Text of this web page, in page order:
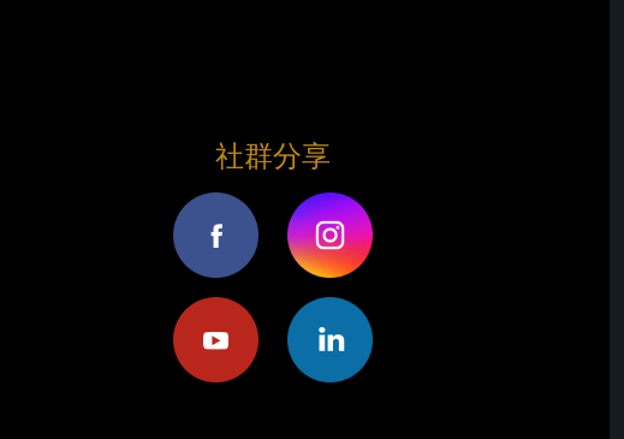
社群分享